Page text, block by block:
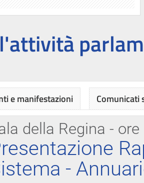
della Regina - ore
-
e manifestazioni Comunicati